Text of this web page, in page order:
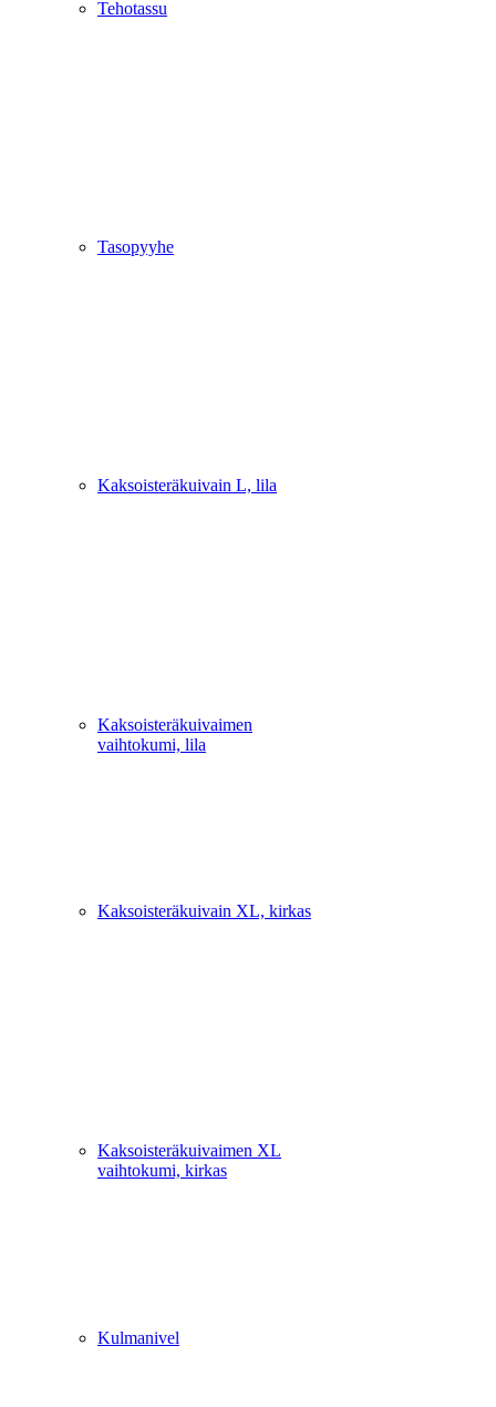
Tehotassu
Tasopyyhe
Kaksoisteräkuivain L, lila
Kaksoisteräkuivaimen
vaihtokumi, lila
Kaksoisteräkuivain XL, kirkas
Kaksoisteräkuivaimen XL
vaihtokumi, kirkas
Kulmanivel